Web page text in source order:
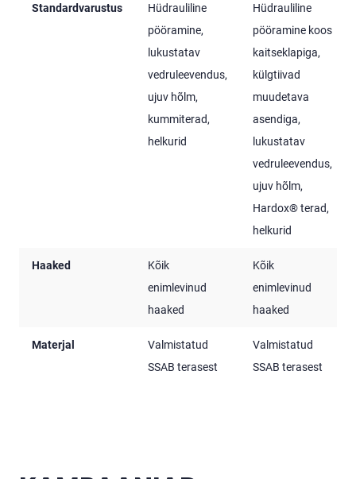
Standardvarustus
Hüdrauliline
pööramine,
lukustatav
vedruleevendus,
ujuv hõlm,
kummiterad,
helkurid
Hüdrauliline
pööramine koos
kaitseklapiga,
külgtiivad
muudetava
asendiga,
lukustatav
vedruleevendus,
ujuv hõlm,
Hardox® terad,
helkurid
Haaked
Kõik
enimlevinud
haaked
Kõik
enimlevinud
haaked
Materjal
Valmistatud
SSAB terasest
Valmistatud
SSAB terasest